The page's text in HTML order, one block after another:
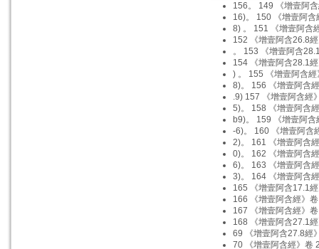
156。 149 《增壹阿
16)。 150 《增壹阿含
8) 。 151 《增壹阿含
152 《增壹阿含26.8
。 153 《增壹阿含
154 《增壹阿含28.1
) 。 155 《增壹阿含經
8)。 156 《增壹阿含
.9) 157 《增壹阿含經
5)。 158 《增壹阿含
b9)。 159 《增壹阿含
-6)。 160 《增壹阿含
2)。 161 《增壹阿含
0)。 162 《增壹阿含
6)。 163 《增壹阿含
3)。 164 《增壹阿含
165 《增壹阿含17.1
166 《增壹阿含經》
167 《增壹阿含經》
168 《增壹阿含27.1
69 《增壹阿含27.8經
70 《增壹阿含經》卷